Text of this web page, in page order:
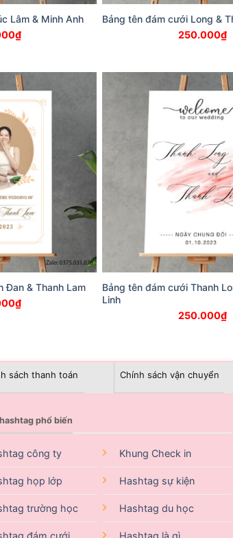
Lâm & Minh Anh
₫
Bảng tên đám cưới Long &
250.000₫
Đan & Thanh Lam
₫
Bảng tên đám cưới Thanh
Linh
250.000₫
sách thanh toán Chính sách vận chuyển
phổ biến
công ty
họp lớp
trường học
Khung Check in
Hashtag sự kiện
Hashtag du học